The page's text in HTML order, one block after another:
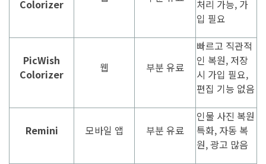
Colorizer
처리 가능, 가
입 필요
PicWish
Colorizer
웹 부분 유료
빠르고 직관적
인 복원, 저장
시 가입 필요,
편집 기능 없음
Remini 모바일 앱 부분 유료
인물 사진 복원
특화, 자동 복
원, 광고 많음